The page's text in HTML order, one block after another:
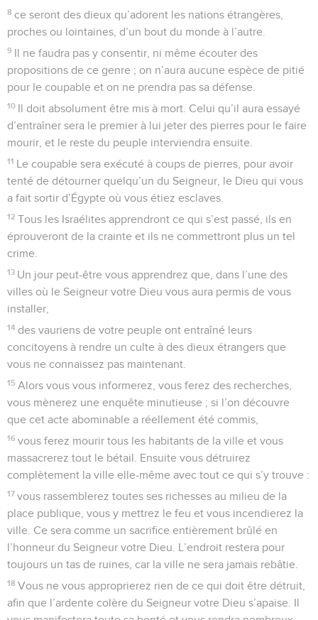
8 ce seront des dieux qu’adorent les nations étrangères,
proches ou lointaines, d’un bout du monde à l’autre.
9 Il ne faudra pas y consentir, ni même écouter des
propositions de ce genre ; on n’aura aucune espèce de pitié
pour le coupable et on ne prendra pas sa défense.
10 Il doit absolument être mis à mort. Celui qu’il aura essayé
d’entraîner sera le premier à lui jeter des pierres pour le faire
mourir, et le reste du peuple interviendra ensuite.
11 Le coupable sera exécuté à coups de pierres, pour avoir
tenté de détourner quelqu’un du Seigneur, le Dieu qui vous
a fait sortir d’Égypte où vous étiez esclaves.
12 Tous les Israélites apprendront ce qui s’est passé, ils en
éprouveront de la crainte et ils ne commettront plus un tel
crime.
13 Un jour peut-être vous apprendrez que, dans l’une des
villes où le Seigneur votre Dieu vous aura permis de vous
installer,
14 des vauriens de votre peuple ont entraîné leurs
concitoyens à rendre un culte à des dieux étrangers que
vous ne connaissez pas maintenant.
15 Alors vous vous informerez, vous ferez des recherches,
vous mènerez une enquête minutieuse ; si l’on découvre
que cet acte abominable a réellement été commis,
16 vous ferez mourir tous les habitants de la ville et vous
massacrerez tout le bétail. Ensuite vous détruirez
complètement la ville elle-même avec tout ce qui s’y trouve :
17 vous rassemblerez toutes ses richesses au milieu de la
place publique, vous y mettrez le feu et vous incendierez la
ville. Ce sera comme un sacrifice entièrement brûlé en
l’honneur du Seigneur votre Dieu. L’endroit restera pour
toujours un tas de ruines, car la ville ne sera jamais rebâtie.
18 Vous ne vous approprierez rien de ce qui doit être détruit,
afin que l’ardente colère du Seigneur votre Dieu s’apaise. Il